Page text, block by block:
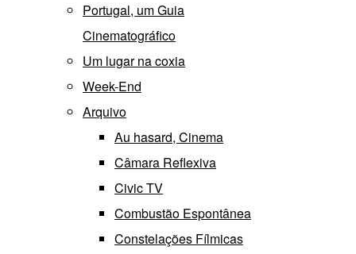
Portugal, um Guia
Cinematográfico
Um lugar na coxia
Week-End
Arquivo
Au hasard, Cinema
Câmara Reflexiva
Civic TV
Combustão Espontânea
Constelações Fílmicas